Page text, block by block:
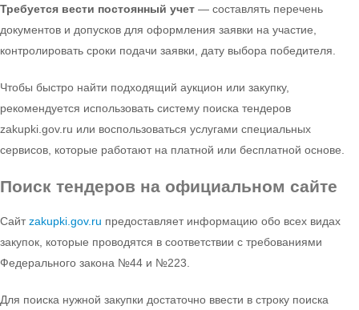
Требуется вести постоянный учет — составлять перечень
документов и допусков для оформления заявки на участие,
контролировать сроки подачи заявки, дату выбора победителя.
Чтобы быстро найти подходящий аукцион или закупку,
рекомендуется использовать систему поиска тендеров
zakupki.gov.ru или воспользоваться услугами специальных
сервисов, которые работают на платной или бесплатной основе.
Поиск тендеров на официальном сайте
Сайтzakupki.gov.ru предоставляет информацию обо всех видах
закупок, которые проводятся в соответствии с требованиями
Федерального закона №44 и №223.
Для поиска нужной закупки достаточно ввести в строку поиска